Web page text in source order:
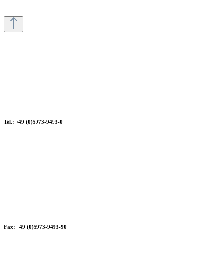
Tel.: +49 (0)5973-9493-0
Fax: +49 (0)5973-9493-90